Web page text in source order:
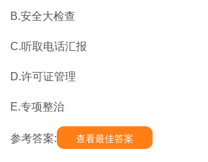
B.安全大检查
C.听取电话汇报
D.许可证管理
E.专项整治
参考答案: 查看最佳答案